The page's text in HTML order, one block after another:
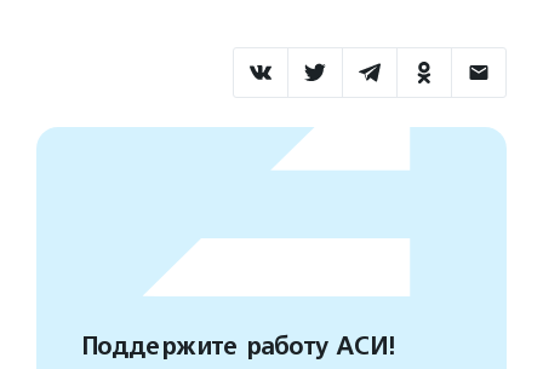
Поддержите работу АСИ!